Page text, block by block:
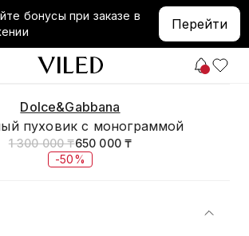
бонусы при заказе в
Перейти
Dolce&Gabbana
пуховик с монограммой
1 300 000 ₸650 000 ₸
-50%